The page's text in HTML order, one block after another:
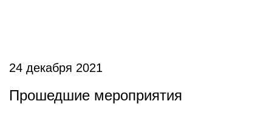
24 декабря 2021
Прошедшие мероприятия